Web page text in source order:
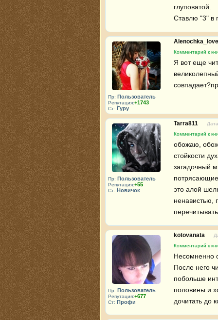
глуповатой.
Ставлю "3" в
Пр: Пользователь
Репутация:+1743
Ст: Гуру
Комментарий к
Я вот еще
Пр: Пользователь
Репутация:+55
Ст: Новичок
Tarra811
Комментарий к
обожаю,
стойкости
загадочный
это алой
ненавистью,
Пр: Пользователь
Репутация:+677
Ст: Профи
kotovanata
Комментарий к
Несомненно
После него
побольше
половины и
дочитать до